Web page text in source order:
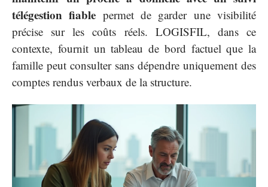
télégestion fiable permet de garder une visibilité
précise sur les coûts réels. LOGISFIL, dans ce
contexte, fournit un tableau de bord factuel que la
famille peut consulter sans dépendre uniquement des
comptes rendus verbaux de la structure.